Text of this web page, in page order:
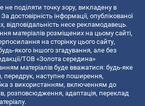
не поділяти точку зору, викладену в
достовірність інформації, опублікованої
відповідальність несе рекламодавець.
матеріалів розміщених на цьому сайті,
на сторінку цього сайту,
якого іншого згадування, але без
ТОВ «Золота середина»
матеріалів буде вважатися: будь-яке
передрук, наступне поширення,
з використанням, включенням до
розповсюдження, адаптація, переклад